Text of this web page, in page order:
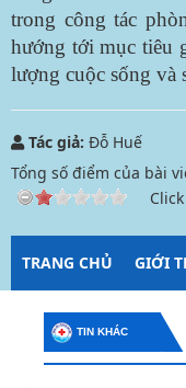
trong công tác
hướng tới mục tiêu
lượng cuộc sống và
Tác giả: Đỗ Huế
Tổng số điểm của bài
TRANG CHỦ GIỚI
TIN KHÁC